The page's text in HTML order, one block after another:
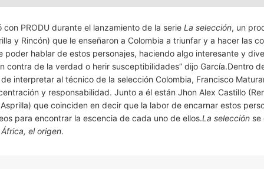
PRODU durante el lanzamiento de la serie La selección, un
y Rincón) que le enseñaron a Colombia a triunfar y a hacer las
poder hablar de estos personajes, haciendo algo interesante y
de la verdad o herir susceptibilidades” dijo García.Dentro
interpretar al técnico de la selección Colombia, Francisco
y responsabilidad. Junto a él están Jhon Alex Castillo
que coinciden en decir que la labor de encarnar estos
para encontrar la escencia de cada uno de ellos.La selección se
el origen.